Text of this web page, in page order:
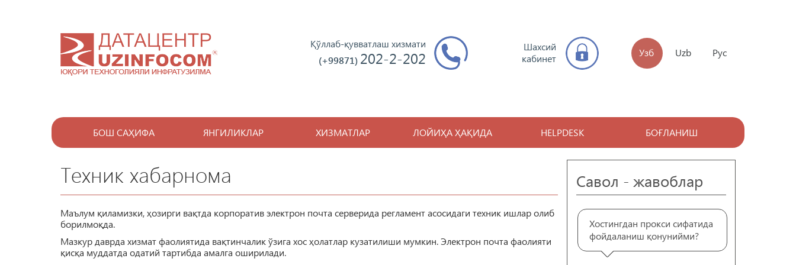
БОШ САҲИФА ЯНГИЛИКЛАР ХИЗМАТЛАР ЛОЙИҲА ҲАҚИДА HELPDESK БОҒЛАНИШ
Узб Uzb Рус
Шахсий
кабинет
Қўллаб-қувватлаш хизмати
(+99871) 202-2-202
Техник хабарнома
Маълум қиламизки, ҳозирги вақтда корпоратив электрон почта серверида регламент асосидаги техник ишлар олиб
борилмоқда.
Мазкур даврда хизмат фаолиятида вақтинчалик ўзига хос ҳолатлар кузатилиши мумкин. Электрон почта фаолияти
қисқа муддатда одатий тартибда амалга оширилади.
Савол - жавоблар
Хостингдан прокси сифатида
фойдаланиш қонунийми?